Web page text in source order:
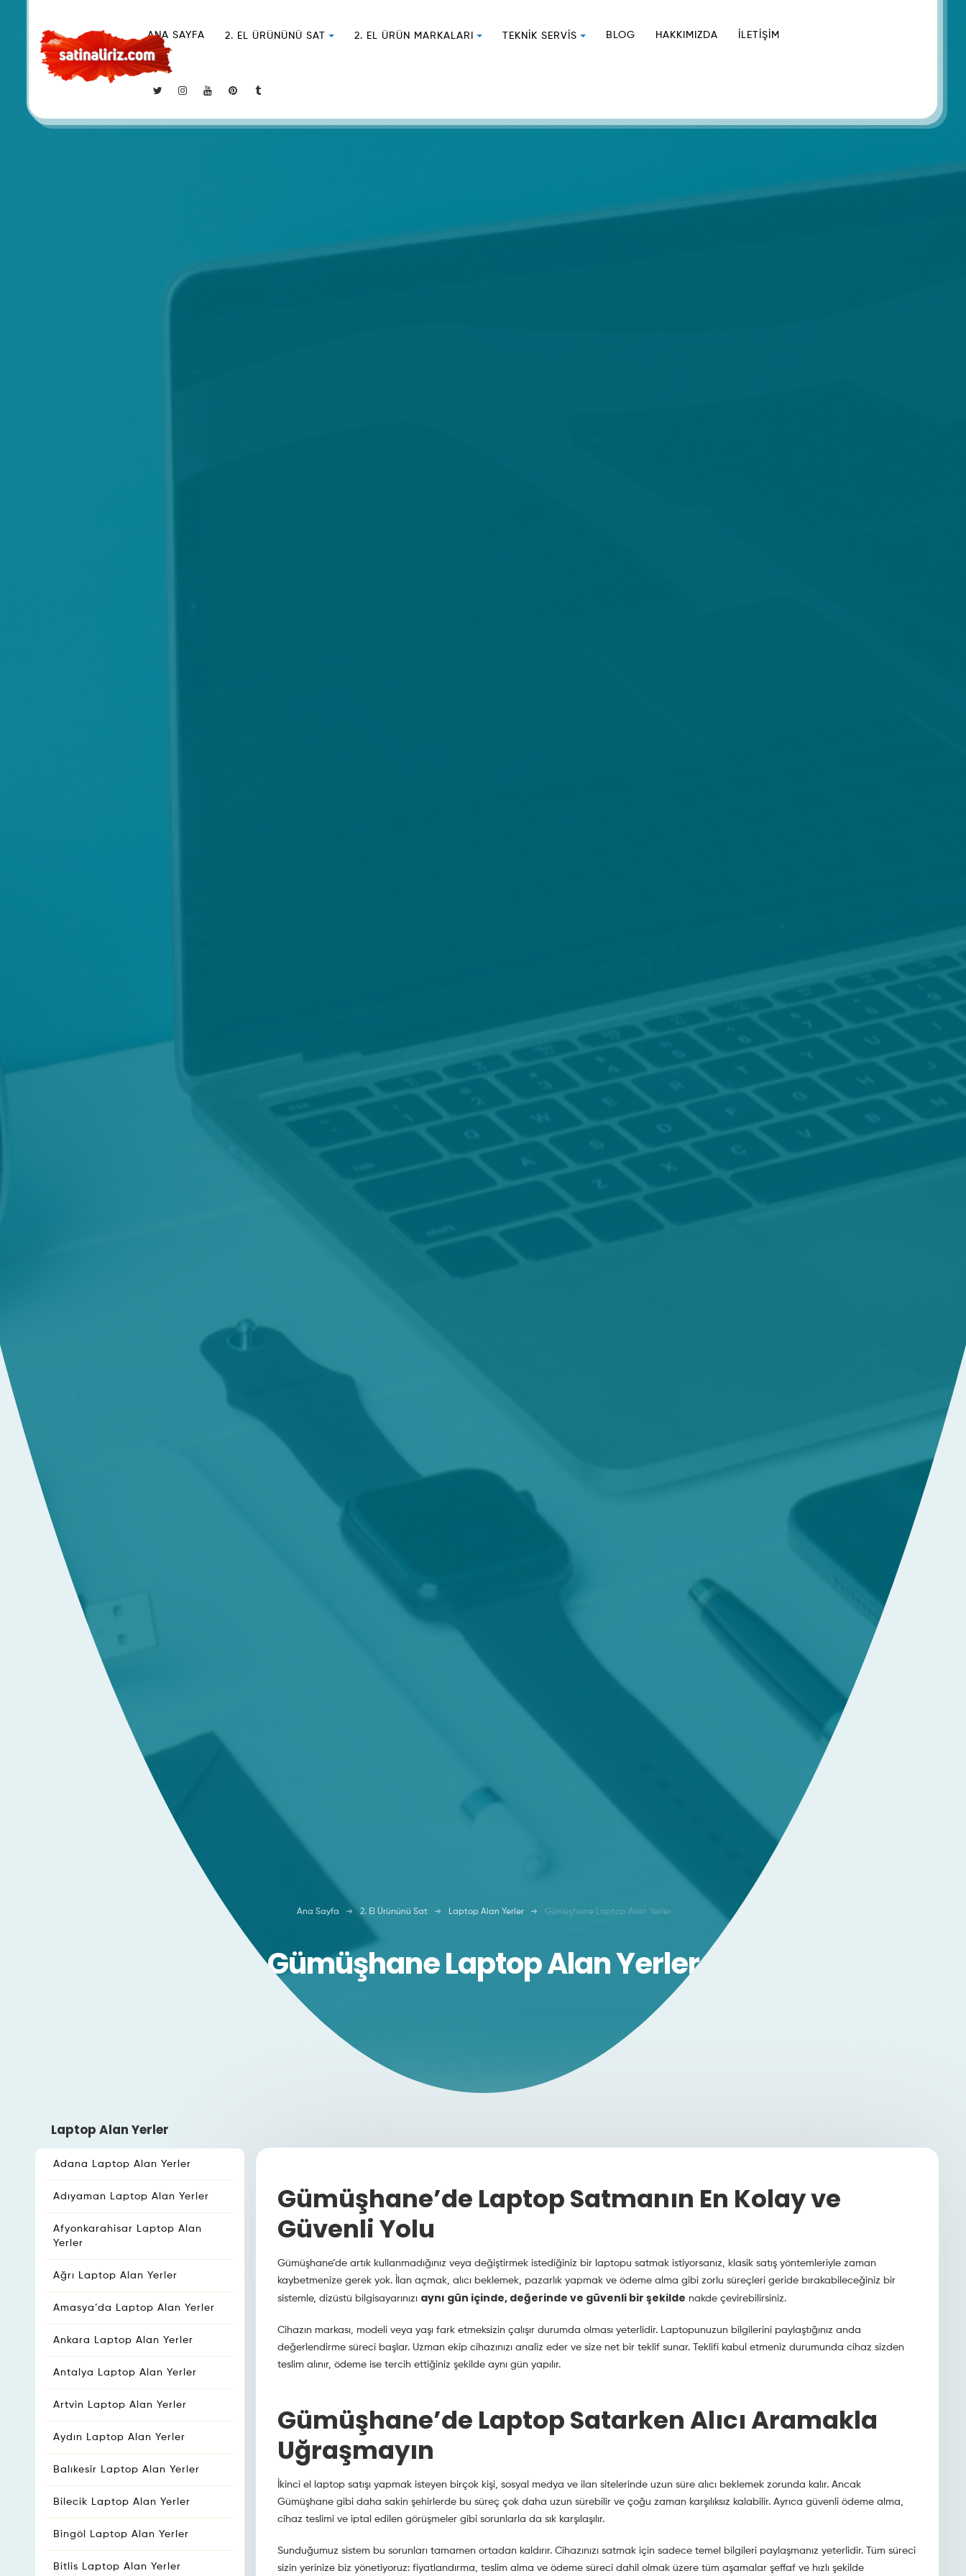
ANA SAYFA 2. EL ÜRÜNÜNÜ SAT 2. EL ÜRÜN MARKALARI TEKNIK SERVIS BLOG HAKKIMIZDA İLETIŞIM
Ana Sayfa 2. El Ürününü Sat Laptop Alan Yerler Gümüşhane Laptop Alan Yerler
Gümüşhane Laptop Alan Yerler
Gümüşhane’de Laptop Satmanın En Kolay ve
Güvenli Yolu
Gümüşhane’de artık kullanmadığınız veya değiştirmek istediğiniz bir laptopu satmak istiyorsanız, klasik satış yöntemleriyle zaman
kaybetmenize gerek yok. İlan açmak, alıcı beklemek, pazarlık yapmak ve ödeme alma gibi zorlu süreçleri geride bırakabileceğiniz bir
sistemle, dizüstü bilgisayarınızı aynı gün içinde, değerinde ve güvenli bir şekilde nakde çevirebilirsiniz.
Cihazın markası, modeli veya yaşı fark etmeksizin çalışır durumda olması yeterlidir. Laptopunuzun bilgilerini paylaştığınız anda
değerlendirme süreci başlar. Uzman ekip cihazınızı analiz eder ve size net bir teklif sunar. Teklifi kabul etmeniz durumunda cihaz sizden
teslim alınır, ödeme ise tercih ettiğiniz şekilde aynı gün yapılır.
Gümüşhane’de Laptop Satarken Alıcı Aramakla
Uğraşmayın
İkinci el laptop satışı yapmak isteyen birçok kişi, sosyal medya ve ilan sitelerinde uzun süre alıcı beklemek zorunda kalır. Ancak
Gümüşhane gibi daha sakin şehirlerde bu süreç çok daha uzun sürebilir ve çoğu zaman karşılıksız kalabilir. Ayrıca güvenli ödeme alma,
cihaz teslimi ve iptal edilen görüşmeler gibi sorunlarla da sık karşılaşılır.
Sunduğumuz sistem bu sorunları tamamen ortadan kaldırır. Cihazınızı satmak için sadece temel bilgileri paylaşmanız yeterlidir. Tüm süreci
sizin yerinize biz yönetiyoruz: fiyatlandırma, teslim alma ve ödeme süreci dahil olmak üzere tüm aşamalar şeffaf ve hızlı şekilde
Laptop Alan Yerler
Adana Laptop Alan Yerler
Adıyaman Laptop Alan Yerler
Afyonkarahisar Laptop Alan
Yerler
Ağrı Laptop Alan Yerler
Amasya’da Laptop Alan Yerler
Ankara Laptop Alan Yerler
Antalya Laptop Alan Yerler
Artvin Laptop Alan Yerler
Aydın Laptop Alan Yerler
Balıkesir Laptop Alan Yerler
Bilecik Laptop Alan Yerler
Bingöl Laptop Alan Yerler
Bitlis Laptop Alan Yerler